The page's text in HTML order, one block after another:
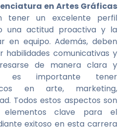
en Artes Gráficas
tener un excelente perfil
una actitud proactiva y la
en equipo. Además, deben
habilidades comunicativas y
de manera clara y
es importante tener
en arte, marketing,
Todos estos aspectos son
elementos clave para el
exitoso en esta carrera